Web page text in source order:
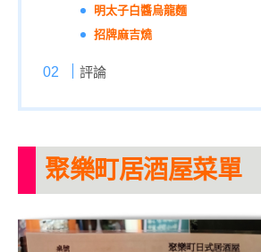
明太子白醬烏龍麵
招牌麻吉燒
評論
聚樂町居酒屋菜單